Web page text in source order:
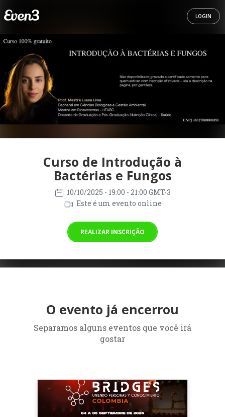
LOGIN
Curso de Introdução à
Bactérias e Fungos
10/10/2025 - 19:00 - 21:00 GMT-3
Este é um evento online
REALIZAR INSCRIÇÃO
O evento já encerrou
Separamos alguns eventos que você irá
gostar